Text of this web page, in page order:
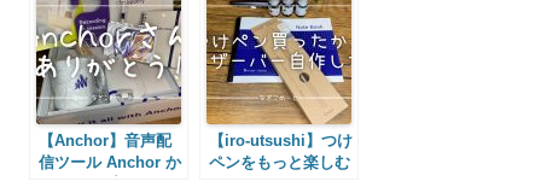
【Anchor】音声配
信ツール Anchor か
【iro-utsushi】つけ
ペンをもっと楽しむ